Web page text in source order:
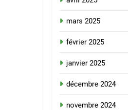
mars 2025
février 2025
janvier 2025
décembre 2024
novembre 2024